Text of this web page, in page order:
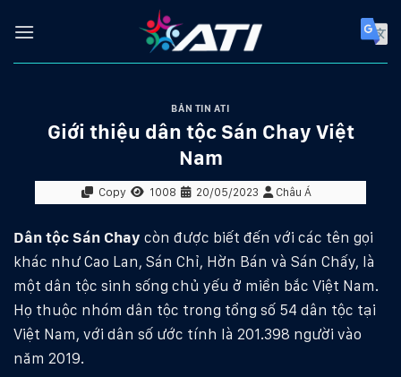
BẢN TIN ATI
Giới thiệu dân tộc Sán Chay Việt
Nam
Copy 1008 20/05/2023 Châu Á
Dân tộc Sán Chay còn được biết đến với các tên gọi
khác như Cao Lan, Sán Chỉ, Hờn Bán và Sán Chấy, là
một dân tộc sinh sống chủ yếu ở miền bắc Việt Nam.
Họ thuộc nhóm dân tộc trong tổng số 54 dân tộc tại
Việt Nam, với dân số ước tính là 201.398 người vào
năm 2019.